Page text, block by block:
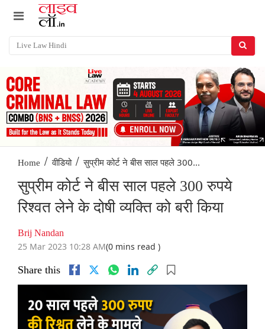
Home / वीडियो / सुप्रीम कोर्ट ने बीस साल पहले 300...
सुप्रीम कोर्ट ने बीस साल पहले 300 रुपये
रिश्वत लेने के दोषी व्यक्ति को बरी किया
Brij Nandan
25 Mar 2023 10:28 AM(0 mins read )
Share this